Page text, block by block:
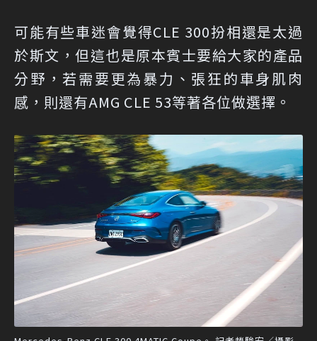
可能有些車迷會覺得CLE 300扮相還是太過
於斯文，但這也是原本賓士要給大家的產品
分野，若需要更為暴力、張狂的車身肌肉
感，則還有AMG CLE 53等著各位做選擇。